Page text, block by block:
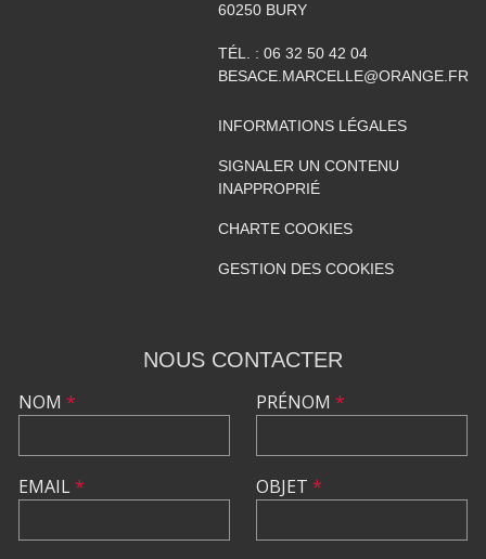
60250 BURY
TÉL. : 06 32 50 42 04
BESACE.MARCELLE@ORANGE.FR
INFORMATIONS LÉGALES
SIGNALER UN CONTENU
INAPPROPRIÉ
CHARTE COOKIES
GESTION DES COOKIES
NOUS CONTACTER
NOM *
EMAIL*
PRÉNOM *
OBJET *